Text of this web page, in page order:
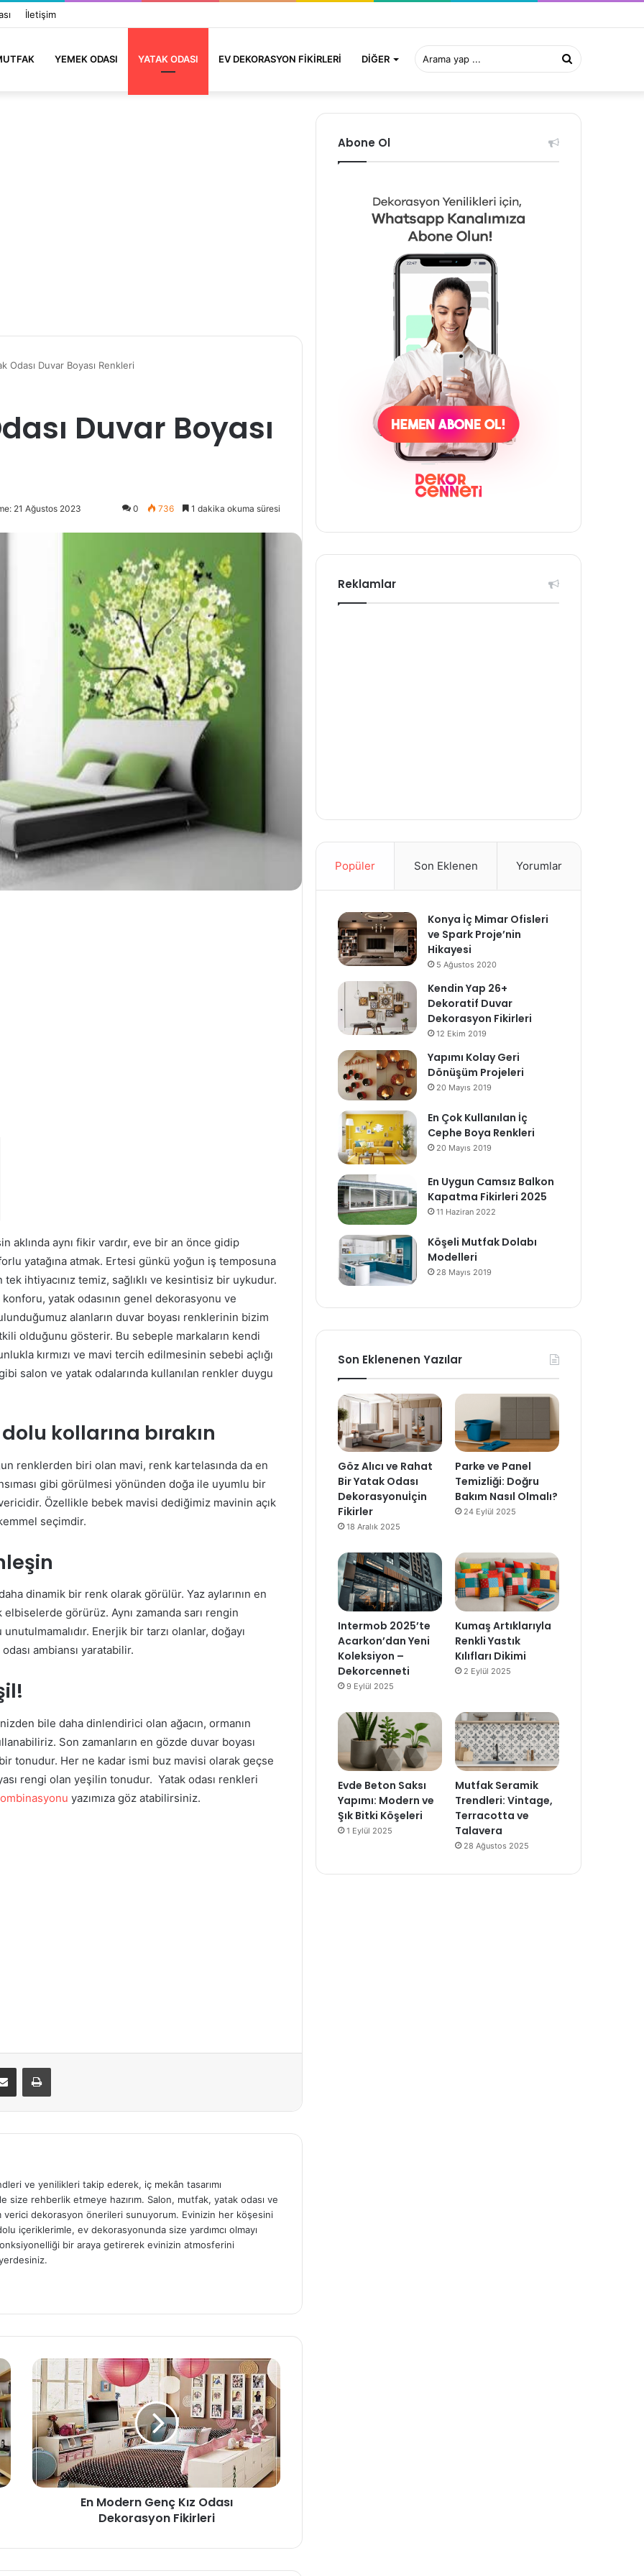
İletişim
YEMEK ODASI YATAK ODASI EV DEKORASYON FIKIRLERI DIĞER Arama
yap
Odası Duvar Boyası Renkleri
Duvar Boyası
21 Ağustos 2023 0 736 1 dakika okuma süresi
aklında aynı fikir vardır, eve bir an önce gidip
yatağına atmak. Ertesi günkü yoğun iş temposuna
ihtiyacınız temiz, sağlıklı ve kesintisiz bir uykudur.
yatak odasının genel dekorasyonu ve
alanların duvar boyası renklerinin bizim
olduğunu gösterir. Bu sebeple markaların kendi
kırmızı ve mavi tercih edilmesinin sebebi açlığı
salon ve yatak odalarında kullanılan renkler duygu
kollarına bırakın
renklerden biri olan mavi, renk kartelasında da en
gibi görülmesi yönünden doğa ile uyumlu bir
Özellikle bebek mavisi dediğimiz mavinin açık
seçimdir.
dinamik bir renk olarak görülür. Yaz aylarının en
görürüz. Aynı zamanda sarı rengin
Enerjik bir tarzı olanlar, doğayı
ambiansı yaratabilir.
bile daha dinlendirici olan ağacın, ormanın
Son zamanların en gözde duvar boyası
tonudur. Her ne kadar ismi buz mavisi olarak geçse
rengi olan yeşilin tonudur. Yatak odası renkleri
yazımıza göz atabilirsiniz.
ve yenilikleri takip ederek, iç mekân tasarımı
size rehberlik etmeye hazırım. Salon, mutfak, yatak odası ve
verici dekorasyon önerileri sunuyorum. Evinizin her köşesini
içeriklerimle, ev dekorasyonunda size yardımcı olmayı
bir araya getirerek evinizin atmosferini
En Modern Genç Kız Odası
Dekorasyon Fikirleri
Abone Ol
Reklamlar
Popüler Son Eklenen Yorumlar
Konya İç Mimar Ofisleri
ve Spark Proje’nin
Hikayesi
5 Ağustos 2020
Kendin Yap 26+
Dekoratif Duvar
Dekorasyon Fikirleri
12 Ekim 2019
Yapımı Kolay Geri
Dönüşüm Projeleri
20 Mayıs 2019
En Çok Kullanılan İç
Cephe Boya Renkleri
20 Mayıs 2019
En Uygun Camsız Balkon
Kapatma Fikirleri 2025
11 Haziran 2022
Köşeli Mutfak Dolabı
Modelleri
28 Mayıs 2019
Son Eklenenen Yazılar
Göz Alıcı ve Rahat
Bir Yatak Odası
Dekorasyonuİçin
Fikirler
18 Aralık 2025
Parke ve Panel
Temizliği: Doğru
Bakım Nasıl Olmalı?
24 Eylül 2025
Intermob 2025’te
Acarkon’dan Yeni
Koleksiyon –
Dekorcenneti
9 Eylül 2025
Kumaş Artıklarıyla
Renkli Yastık
Kılıfları Dikimi
2 Eylül 2025
Evde Beton Saksı
Yapımı: Modern ve
Şık Bitki Köşeleri
1 Eylül 2025
Mutfak Seramik
Trendleri: Vintage,
Terracotta ve
Talavera
28 Ağustos 2025